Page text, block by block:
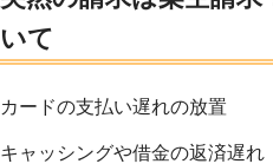
いて
カードの支払い遅れの放置
キャッシングや借金の返済遅れ